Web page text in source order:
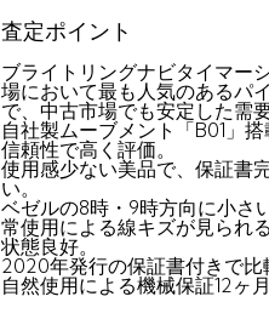
査定ポイント
ブライトリングナビタイマー
場において最も人気のあるパ
で、中古市場でも安定した需要
自社製ムーブメント「B01」
信頼性で高く評価。
使用感少ない美品で、保証書
い。
ベゼルの8時・9時方向に小さ
常使用による線キズが見られ
状態良好。
2020年発行の保証書付きで比
自然使用による機械保証12ヶ月